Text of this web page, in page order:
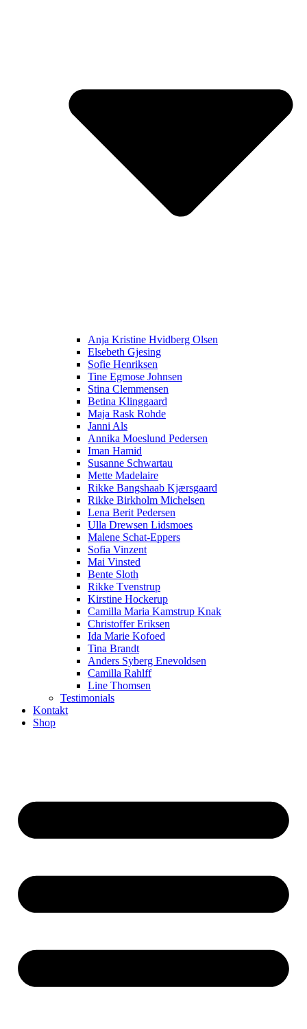
Anja Kristine Hvidberg Olsen
Elsebeth Gjesing
Sofie Henriksen
Tine Egmose Johnsen
Stina Clemmensen
Betina Klinggaard
Maja Rask Rohde
Janni Als
Annika Moeslund Pedersen
Iman Hamid
Susanne Schwartau
Mette Madelaire
Rikke Bangshaab Kjærsgaard
Rikke Birkholm Michelsen
Lena Berit Pedersen
Ulla Drewsen Lidsmoes
Malene Schat-Eppers
Sofia Vinzent
Mai Vinsted
Bente Sloth
Rikke Tvenstrup
Kirstine Hockerup
Camilla Maria Kamstrup Knak
Christoffer Eriksen
Ida Marie Kofoed
Tina Brandt
Anders Syberg Enevoldsen
Camilla Rahlff
Line Thomsen
Testimonials
Kontakt
Shop